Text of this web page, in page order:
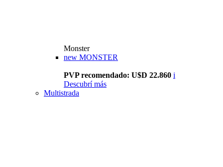
Monster
new MONSTER
PVP recomendado: U$D 22.860 i
Descubrí más
Multistrada